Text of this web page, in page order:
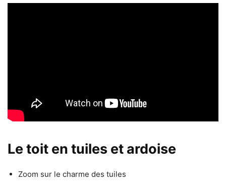
Le toit en tuiles et ardoise
Zoom sur le charme des tuiles